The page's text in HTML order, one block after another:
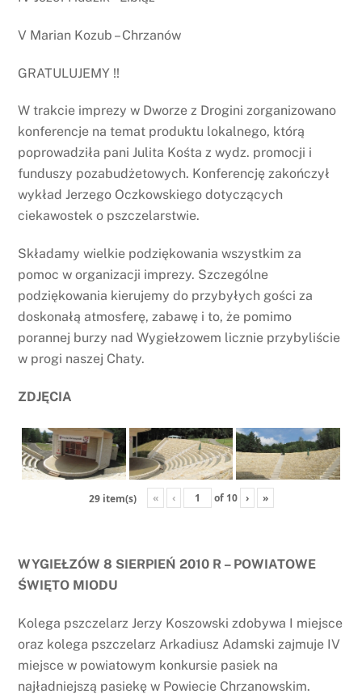
V Marian Kozub – Chrzanów
GRATULUJEMY !!
W trakcie imprezy w Dworze z Drogini zorganizowano
konferencje na temat produktu lokalnego, którą
poprowadziła pani Julita Kośta z wydz. promocji i
funduszy pozabudżetowych. Konferencję zakończył
wykład Jerzego Oczkowskiego dotyczących
ciekawostek o pszczelarstwie.
Składamy wielkie podziękowania wszystkim za
pomoc w organizacji imprezy. Szczególne
podziękowania kierujemy do przybyłych gości za
doskonałą atmosferę, zabawę i to, że pomimo
porannej burzy nad Wygiełzowem licznie przybyliście
w progi naszej Chaty.
ZDJĘCIA
29 item(s) « ‹ of 10 › »
WYGIEŁZÓW 8 SIERPIEŃ 2010 R – POWIATOWE
ŚWIĘTO MIODU
Kolega pszczelarz Jerzy Koszowski zdobywa I miejsce
oraz kolega pszczelarz Arkadiusz Adamski zajmuje IV
miejsce w powiatowym konkursie pasiek na
najładniejszą pasiekę w Powiecie Chrzanowskim.